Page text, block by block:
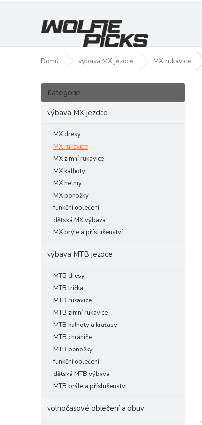
Domů výbava MX jezdce MX rukavice
P
s
Přeskočit
kategorie
Kategorie
výbava MX jezdce
MX dresy
MX rukavice
MX zimní rukavice
MX kalhoty
MX helmy
MX ponožky
funkční oblečení
dětská MX výbava
MX brýle a příslušenství
výbava MTB jezdce
MTB dresy
MTB trička
MTB rukavice
MTB zimní rukavice
MTB kalhoty a kraťasy
MTB chrániče
MTB ponožky
funkční oblečení
dětská MTB výbava
MTB brýle a příslušenství
volnočasové oblečení a obuv